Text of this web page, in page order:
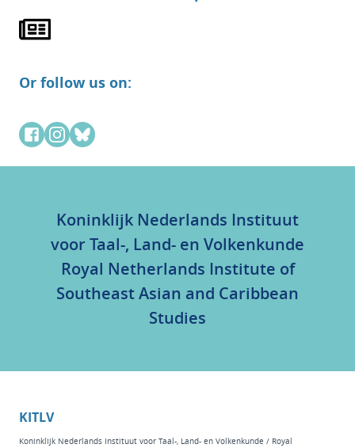
Or follow us on:
Koninklijk Nederlands Instituut
voor Taal-, Land- en Volkenkunde
Royal Netherlands Institute of
Southeast Asian and Caribbean
Studies
KITLV
Koninklijk Nederlands Instituut voor Taal-, Land- en Volkenkunde / Royal